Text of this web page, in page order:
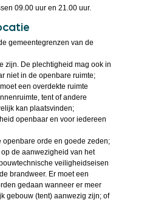
09.00 uur en 21.00 uur.
gemeentegrenzen van de
zijn. De plechtigheid mag ook in
niet in de openbare ruimte;
een overdekte ruimte
tent of andere
kan plaatsvinden;
openbaar en voor iedereen
openbare orde en goede zeden;
de aanwezigheid van het
veiligheidseisen
brandweer. Er moet een
gedaan wanneer er meer
gebouw (tent) aanwezig zijn; of